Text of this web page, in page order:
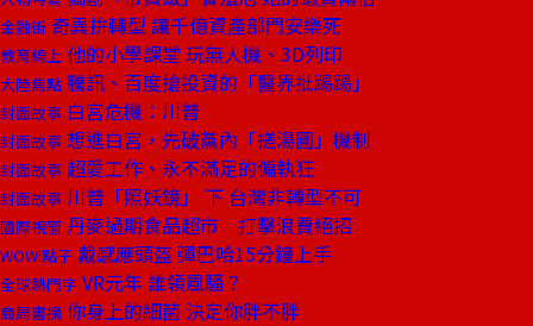
金融街 奇異拚轉型 讓千億資產部門安樂死
教育線上 他的小學課堂 玩無人機、3D列印
大陸焦點 騰訊、百度搶投資的「醫界批踢踢」
封面故事 白宮危機：川普
封面故事 想進白宮，先破黨內「搓湯圓」機制
封面故事 超愛工作、永不滿足的偏執狂
封面故事 川普「照妖鏡」 下 台灣非轉型不可
國際視窗 丹麥過期食品超市 打擊浪費絕招
WOW!點子 戴感應頭盔 彈巴哈15分鐘上手
全球熱門字 VR元年 誰領風騷？
商周書摘 你身上的細菌 決定你胖不胖